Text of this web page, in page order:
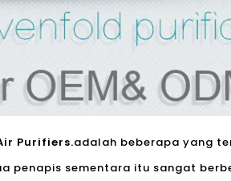
Purifiers.adalah beberapa yang
penapis sementara itu sangat